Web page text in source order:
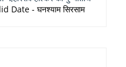
Date - घनश्याम सिरसाम